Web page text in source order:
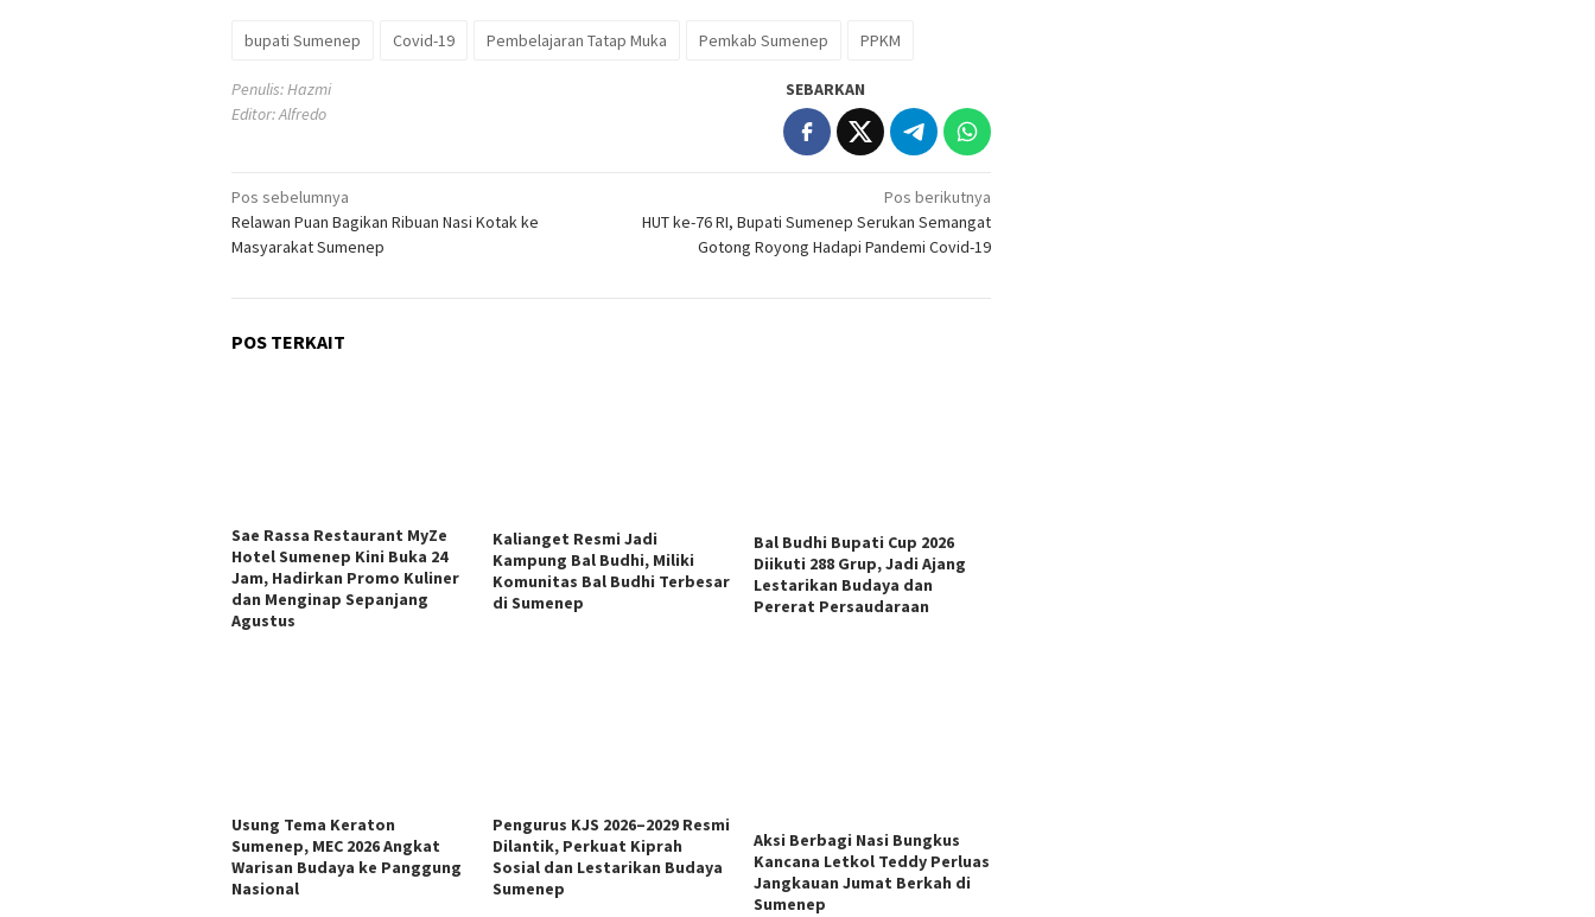
bupati Sumenep Covid-19 Pembelajaran Tatap Muka Pemkab Sumenep PPKM
Penulis: Hazmi
Editor: Alfredo
SEBARKAN
Navigasi
pos
Pos sebelumnya
Relawan Puan Bagikan Ribuan Nasi Kotak ke
Masyarakat Sumenep
Pos berikutnya
HUT ke-76 RI, Bupati Sumenep Serukan Semangat
Gotong Royong Hadapi Pandemi Covid-19
POS TERKAIT
Sae Rassa Restaurant MyZe
Hotel Sumenep Kini Buka 24
Jam, Hadirkan Promo Kuliner
dan Menginap Sepanjang
Agustus
Kalianget Resmi Jadi
Kampung Bal Budhi, Miliki
Komunitas Bal Budhi Terbesar
di Sumenep
Bal Budhi Bupati Cup 2026
Diikuti 288 Grup, Jadi Ajang
Lestarikan Budaya dan
Pererat Persaudaraan
Usung Tema Keraton
Sumenep, MEC 2026 Angkat
Warisan Budaya ke Panggung
Nasional
Pengurus KJS 2026–2029 Resmi
Dilantik, Perkuat Kiprah
Sosial dan Lestarikan Budaya
Sumenep
Aksi Berbagi Nasi Bungkus
Kancana Letkol Teddy Perluas
Jangkauan Jumat Berkah di
Sumenep